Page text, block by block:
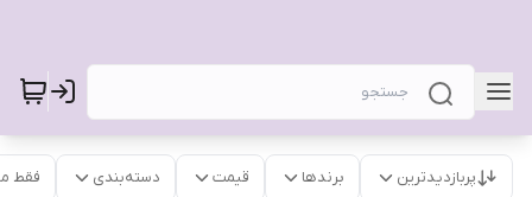
پربازدیدترین برندها قیمت دسته‌بندی فقط